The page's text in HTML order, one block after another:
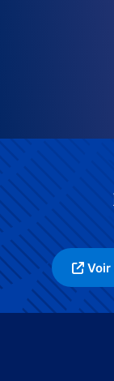
Voir